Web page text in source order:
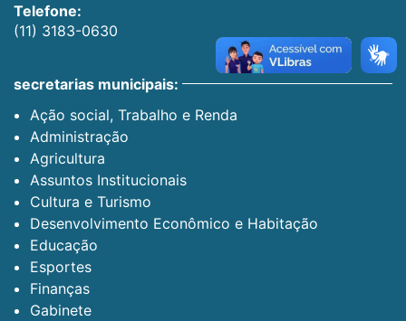
Telefone:
(11) 3183-0630
secretarias municipais:
Ação social, Trabalho e Renda
Administração
Agricultura
Assuntos Institucionais
Cultura e Turismo
Desenvolvimento Econômico e Habitação
Educação
Esportes
Finanças
Gabinete